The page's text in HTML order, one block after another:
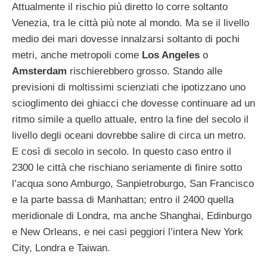
Attualmente il rischio più diretto lo corre soltanto
Venezia, tra le città più note al mondo. Ma se il livello
medio dei mari dovesse innalzarsi soltanto di pochi
metri, anche metropoli come Los Angeles o
Amsterdam rischierebbero grosso. Stando alle
previsioni di moltissimi scienziati che ipotizzano uno
scioglimento dei ghiacci che dovesse continuare ad un
ritmo simile a quello attuale, entro la fine del secolo il
livello degli oceani dovrebbe salire di circa un metro.
E così di secolo in secolo. In questo caso entro il
2300 le città che rischiano seriamente di finire sotto
l’acqua sono Amburgo, Sanpietroburgo, San Francisco
e la parte bassa di Manhattan; entro il 2400 quella
meridionale di Londra, ma anche Shanghai, Edinburgo
e New Orleans, e nei casi peggiori l’intera New York
City, Londra e Taiwan.